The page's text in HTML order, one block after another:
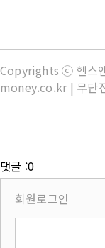
Copyrights ⓒ 헬스
money.co.kr | 무단
댓글 :0
회원로그인